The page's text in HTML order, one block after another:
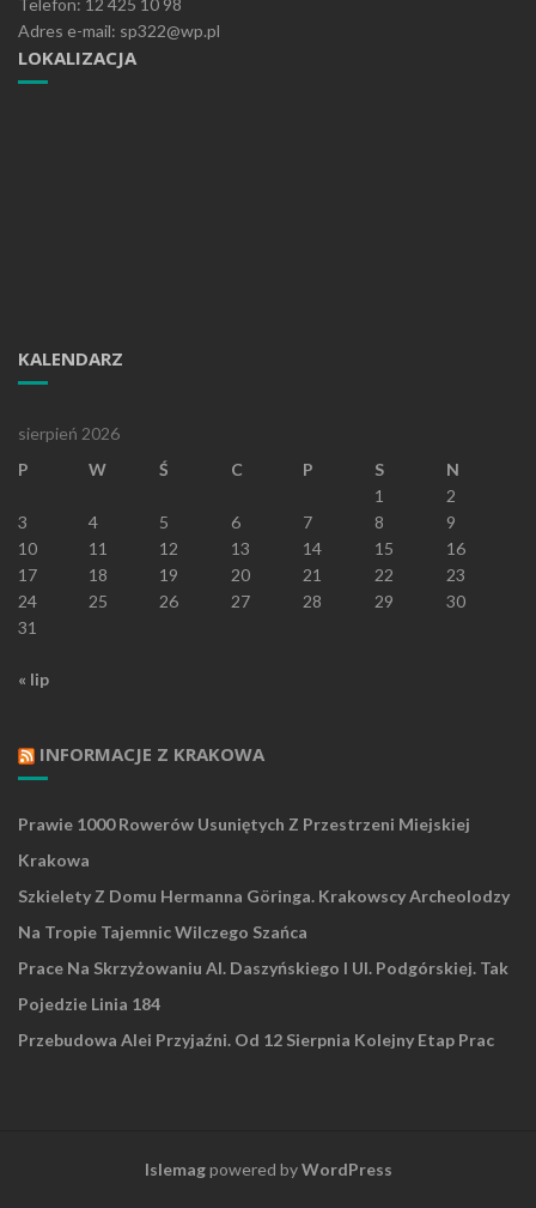
Telefon: 12 425 10 98
Adres e-mail: sp322@wp.pl
LOKALIZACJA
KALENDARZ
sierpień 2026
P
W Ś C P S
N
1
2
3
4 5 6 7 8
9
10
11 12 13 14 15
16
17
18 19 20 21 22
23
24
25 26 27 28 29
30
31
« lip
INFORMACJE Z KRAKOWA
Prawie 1000 Rowerów Usuniętych Z Przestrzeni Miejskiej
Krakowa
Szkielety Z Domu Hermanna Göringa. Krakowscy Archeolodzy
Na Tropie Tajemnic Wilczego Szańca
Prace Na Skrzyżowaniu Al. Daszyńskiego I Ul. Podgórskiej. Tak
Pojedzie Linia 184
Przebudowa Alei Przyjaźni. Od 12 Sierpnia Kolejny Etap Prac
Islemagpowered byWordPress